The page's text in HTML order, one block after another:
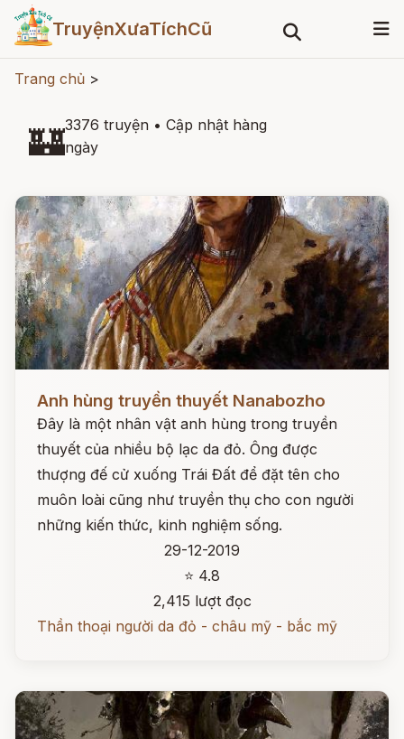
TruyệnXưaTíchCũ
Trang chủ >
🏰3376 truyện • Cập nhật hàng
ngày
Anh hùng truyền thuyết Nanabozho
Đây là một nhân vật anh hùng trong truyền
thuyết của nhiều bộ lạc da đỏ. Ông được
thượng đế cử xuống Trái Đất để đặt tên cho
muôn loài cũng như truyền thụ cho con người
những kiến thức, kinh nghiệm sống.
29-12-2019
⭐ 4.8
2,415 lượt đọc
Thần thoại người da đỏ - châu mỹ - bắc mỹ